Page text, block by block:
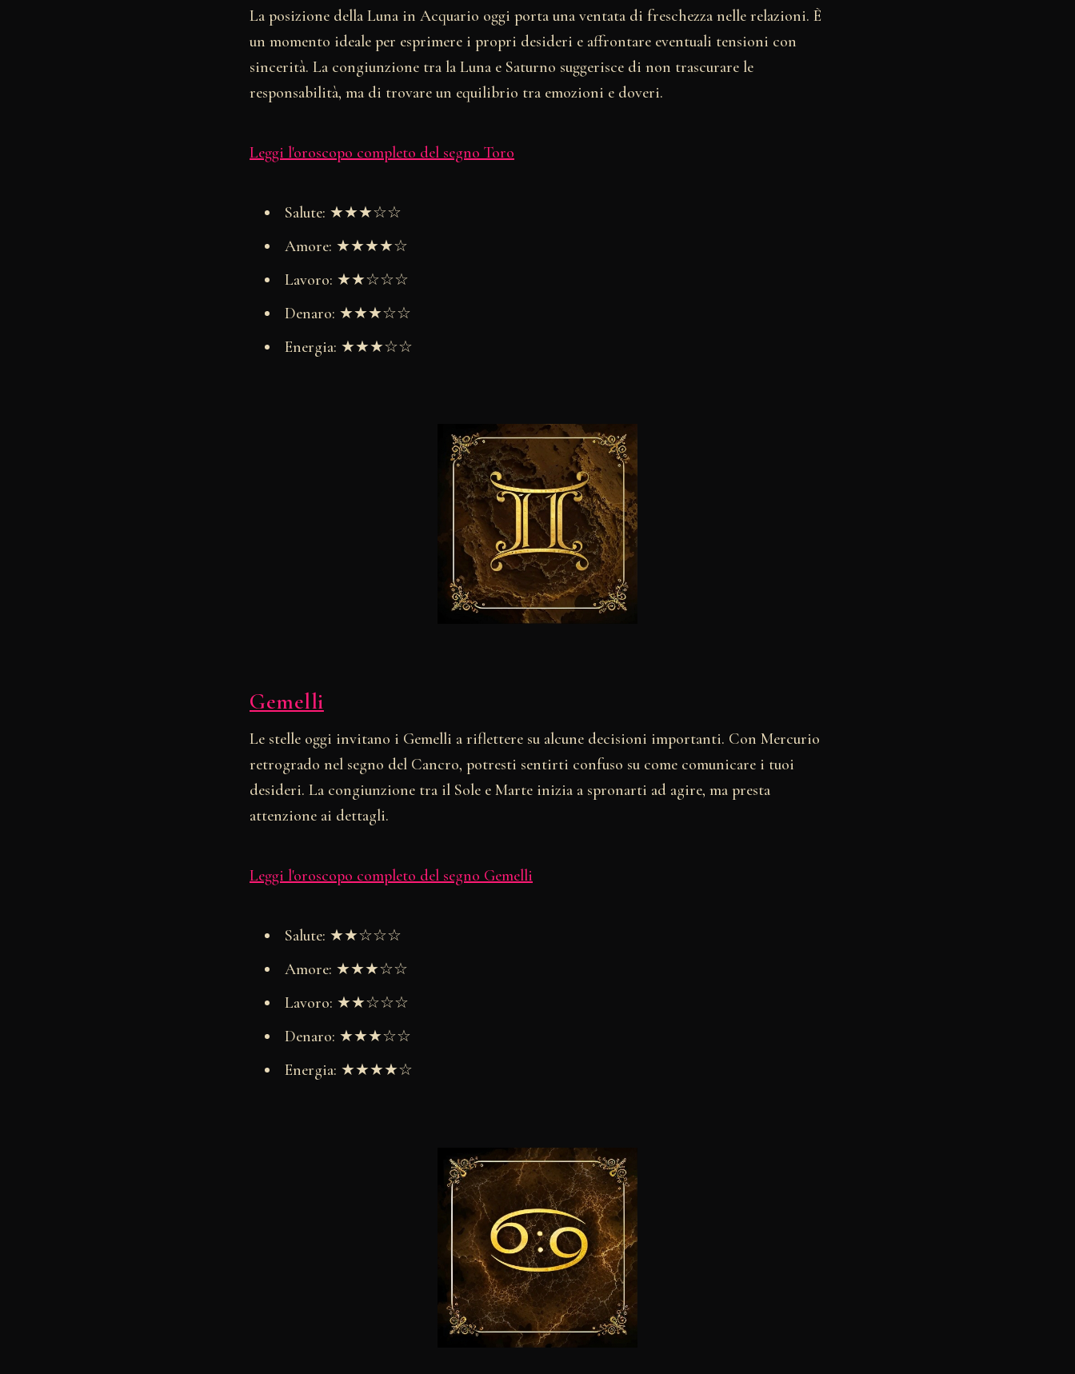
La posizione della Luna in Acquario oggi porta una ventata di freschezza nelle relazioni. È
un momento ideale per esprimere i propri desideri e affrontare eventuali tensioni con
sincerità. La congiunzione tra la Luna e Saturno suggerisce di non trascurare le
responsabilità, ma di trovare un equilibrio tra emozioni e doveri.
Leggi l'oroscopo completo del segno Toro
Salute: ★★★☆☆
Amore: ★★★★☆
Lavoro: ★★☆☆☆
Denaro: ★★★☆☆
Energia: ★★★☆☆
Gemelli
Le stelle oggi invitano i Gemelli a riflettere su alcune decisioni importanti. Con Mercurio
retrogrado nel segno del Cancro, potresti sentirti confuso su come comunicare i tuoi
desideri. La congiunzione tra il Sole e Marte inizia a spronarti ad agire, ma presta
attenzione ai dettagli.
Leggi l'oroscopo completo del segno Gemelli
Salute: ★★☆☆☆
Amore: ★★★☆☆
Lavoro: ★★☆☆☆
Denaro: ★★★☆☆
Energia: ★★★★☆